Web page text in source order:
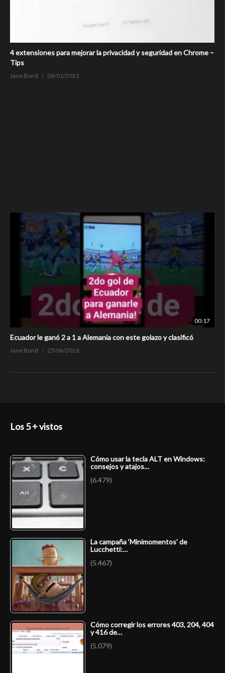
4 extensiones para mejorar la privacidad y seguridad en Chrome –
Tips
Jane Bond 06/01/2021
00:17
Ecuador le ganó 2 a 1 a Alemania con este golazo y clasificó
Jane Bond 25/06/2026
Los 5 + vistos
Cómo usar la tecla ALT en Windows:
consejos y atajos…
(6.479)
La campaña ‘Minimomentos’ de
Lucchetti:…
(5.467)
Cómo corregir los errores 403, 204, 404
y 416 de…
(5.079)